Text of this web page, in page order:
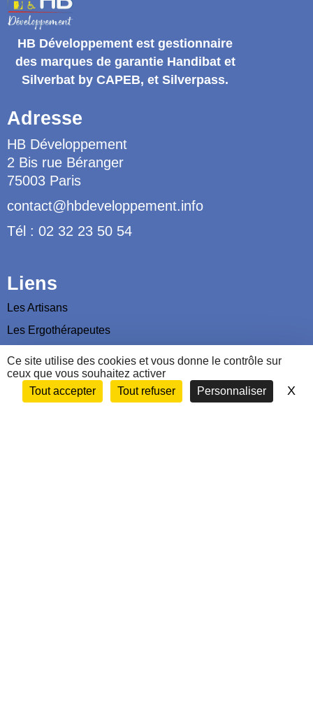
Ce site utilise des cookies et vous donne le contrôle sur
ceux que vous souhaitez activer
Tout accepter
Tout refuser Personnaliser X
HB Développement est gestionnaire
des marques de garantie Handibat et
Silverbat by CAPEB, et Silverpass.
Adresse
HB Développement
2 Bis rue Béranger
75003 Paris
contact@hbdeveloppement.info
Tél : 02 32 23 50 54
Liens
Les Artisans
Les Ergothérapeutes